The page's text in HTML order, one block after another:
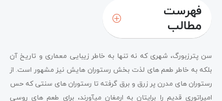
فهرست
مطالب
سن پترزبورگ، شهری که نه تنها به خاطر زیبایی معماری و تاریخ آن
بلکه به خاطر طعم های لذت بخش رستوران هایش نیز مشهور است. از
رستوران های مدرن پر زرق و برق گرفته تا رستوران های سنتی که حس
امپراتوری قدیم را برایتان به ارمغان میآورند، برای طعم های روسی